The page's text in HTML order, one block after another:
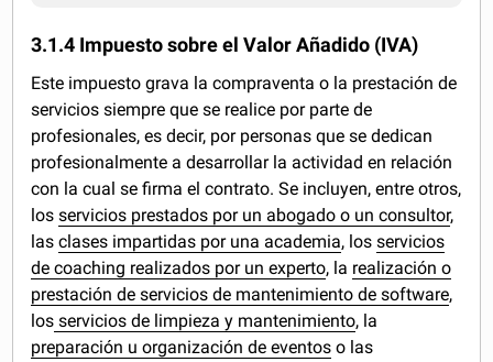
3.1.4 Impuesto sobre el Valor Añadido (IVA)
Este impuesto grava la compraventa o la prestación de
servicios siempre que se realice por parte de
profesionales, es decir, por personas que se dedican
profesionalmente a desarrollar la actividad en relación
con la cual se firma el contrato. Se incluyen, entre otros,
losservicios prestados por un abogado o un consultor,
lasclases impartidas por una academia, losservicios
de coaching realizados por un experto, la realización o
prestación de servicios de mantenimiento de software,
los servicios de limpieza y mantenimiento, la
preparación u organización de eventos o las